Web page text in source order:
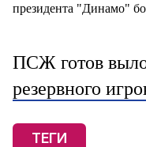
президента "Динамо"
ПСЖ готов
резервного
ТЕГИ